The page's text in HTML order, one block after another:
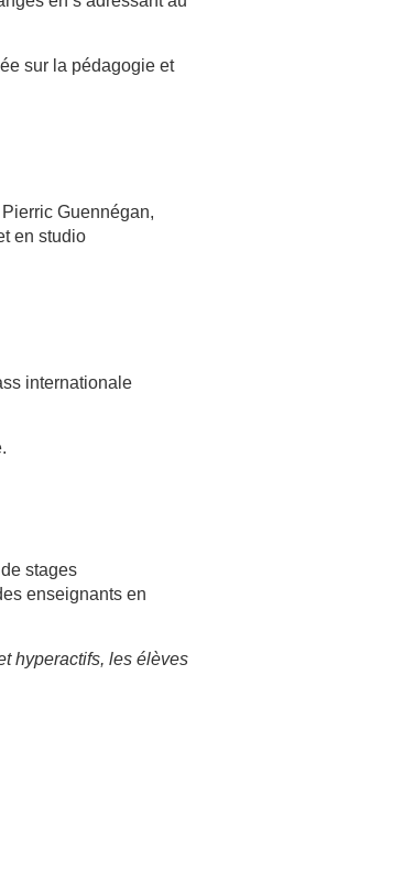
sur la pédagogie et
Guennégan,
en studio
internationale
stages
enseignants en
hyperactifs, les élèves